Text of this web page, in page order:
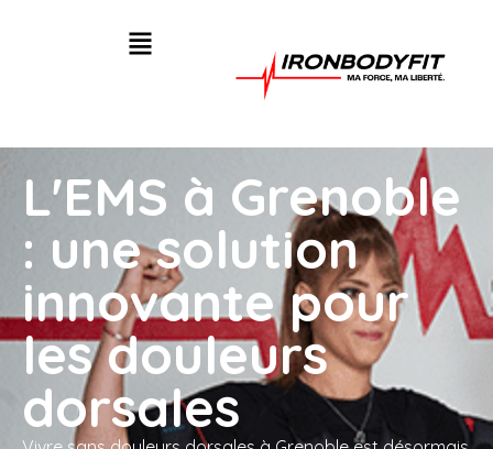
L'EMS à Grenoble
: une solution
innovante pour
les douleurs
dorsales